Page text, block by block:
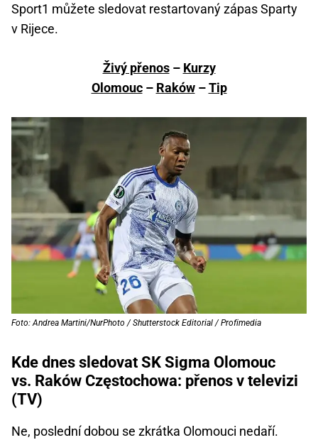
Sport1 můžete sledovat restartovaný zápas Sparty
v Rijece.
Živý přenos– Kurzy
Olomouc– Raków–Tip
Foto: Andrea Martini/NurPhoto / Shutterstock Editorial / Profimedia
Kde dnes sledovat SK Sigma Olomouc
vs. Raków Częstochowa: přenos v televizi
(TV)
Ne, poslední dobou se zkrátka Olomouci nedaří.